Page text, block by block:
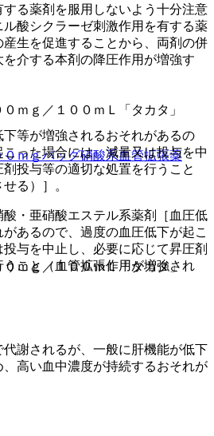
ｍｇ／１００ｍＬ「タカタ」
０ｍｇバッグ硝酸系血管拡張薬
ｍｇ／１００ｍＬ「タカタ」
る薬剤を服用しないよう十分注意
酸シクラーゼ刺激作用を有する薬
生を促進することから、両剤の併
介する本剤の降圧作用が増強す
等が増強されるおそれがあるの
った場合には、減量又は投与を中
投与等の適切な処置を行うこと
る）］。
・亜硝酸エステル系薬剤［血圧低
あるので、過度の血圧低下が起こ
与を中止し、必要に応じて昇圧剤
こと（血管拡張作用が増強され
謝されるが、一般に肝機能が低下
、高い血中濃度が持続するおそれが